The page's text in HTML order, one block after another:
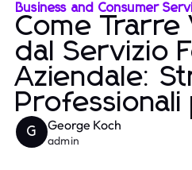
Business and Consumer
Come Trarre
dal Servizio
Aziendale:
G George Koch
admin